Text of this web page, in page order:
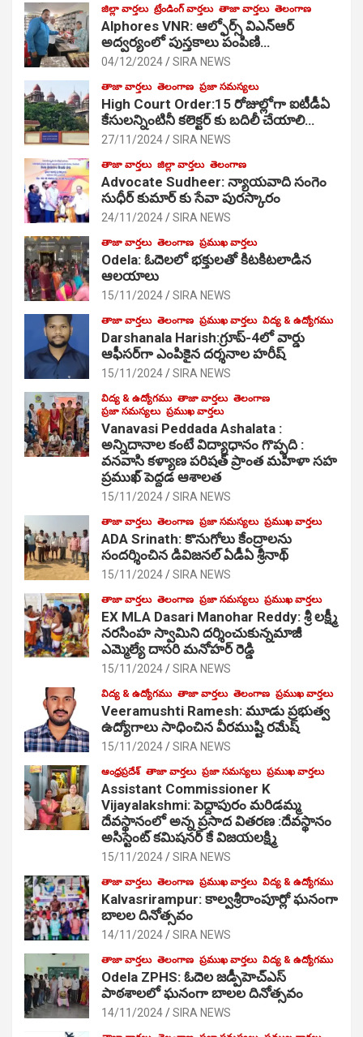
జిల్లా వార్తలు ట్రేండింగ్ వార్తలు తాజా వార్తలు తెలంగాణ
Alphores VNR: ఆల్ఫోర్స్ విఎన్ఆర్
అద్వర్యంలో పుస్తకాలు పంపిణి…
04/12/2024 SIRA NEWS
తాజా వార్తలు తెలంగాణ ప్రజా సమస్యలు
High Court Order:15 రోజుల్లోగా ఐటీడీఏ
కేసులన్నింటినీ కలెక్టర్ కు బదిలీ చేయాలి…
27/11/2024 SIRA NEWS
తాజా వార్తలు జిల్లా వార్తలు తెలంగాణ
Advocate Sudheer: న్యాయవాది సంగెం
సుధీర్ కుమార్ కు సేవా పురస్కారం
24/11/2024 SIRA NEWS
తాజా వార్తలు తెలంగాణ ప్రముఖ వార్తలు
Odela: ఓదెల‌లో భక్తులతో కిటకిటలాడిన
ఆల‌యాలు
15/11/2024 SIRA NEWS
తాజా వార్తలు తెలంగాణ ప్రముఖ వార్తలు విద్య & ఉద్యోగము
Darshanala Harish:గ్రూప్-4లో వార్డు
ఆఫీసర్‌గా ఎంపికైన దర్శనాల హరీష్
15/11/2024 SIRA NEWS
విద్య & ఉద్యోగము తాజా వార్తలు తెలంగాణ
ప్రజా సమస్యలు ప్రముఖ వార్తలు
Vanavasi Peddada Ashalata :
అన్నిదానాల కంటే విద్యాధానం గొప్పది :
వనవాసి కళ్యాణ పరిషత్ ప్రాంత మహిళా సహ
ప్రముఖ్ పెద్దడ ఆశాలత
15/11/2024 SIRA NEWS
తాజా వార్తలు తెలంగాణ ప్రజా సమస్యలు ప్రముఖ వార్తలు
ADA Srinath: కొనుగోలు కేంద్రాల‌ను
సంద‌ర్శించిన డివిజనల్ ఏడీఏ శ్రీనాథ్
15/11/2024 SIRA NEWS
తాజా వార్తలు తెలంగాణ ప్రజా సమస్యలు ప్రముఖ వార్తలు
EX MLA Dasari Manohar Reddy: శ్రీ లక్ష్మీ
నరసింహ స్వామిని దర్శించుకున్నమాజీ
ఎమ్మెల్యే దాసరి మనోహర్ రెడ్డి
15/11/2024 SIRA NEWS
విద్య & ఉద్యోగము తాజా వార్తలు తెలంగాణ ప్రముఖ వార్తలు
Veeramushti Ramesh: మూడు ప్రభుత్వ
ఉద్యోగాలు సాధించిన వీరముష్టి రమేష్
15/11/2024 SIRA NEWS
ఆంధ్రప్రదేశ్ తాజా వార్తలు ప్రజా సమస్యలు ప్రముఖ వార్తలు
Assistant Commissioner K
Vijayalakshmi: పెద్దాపురం మరిడమ్మ
దేవస్థానంలో అన్న ప్రసాద వితరణ :దేవస్థానం
అసిస్టెంట్ కమిషనర్ కే విజయలక్ష్మి
15/11/2024 SIRA NEWS
తాజా వార్తలు తెలంగాణ ప్రముఖ వార్తలు విద్య & ఉద్యోగము
Kalvasrirampur: కాల్వశ్రీరాంపూర్లో ఘనంగా
బాలల దినోత్సవం
14/11/2024 SIRA NEWS
తాజా వార్తలు తెలంగాణ ప్రముఖ వార్తలు విద్య & ఉద్యోగము
Odela ZPHS: ఓదెల జ‌డ్పీహెచ్ఎస్
పాఠ‌శాల‌లో ఘనంగా బాలల దినోత్సవం
14/11/2024 SIRA NEWS